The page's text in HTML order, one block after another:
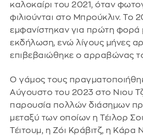
καλοκαίρι του 2021, όταν
φιλιούνται στο Μπρούκλιν. Το
εμφανίστηκαν για πρώτη φορά
εκδήλωση, ενώ λίγους μήνες
επιβεβαιώθηκε ο αρραβώνας
Ο γάμος τους
Αύγουστο του 2023 στο Νιου
παρουσία πολλών διάσημων
μεταξύ των οποίων η Τέιλορ
Τέιτουμ, η Ζόι Κράβιτζ, η Κάρα